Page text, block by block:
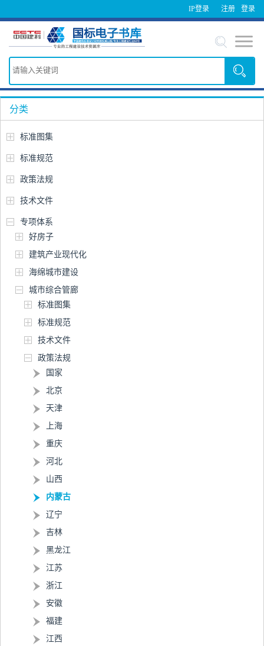
IP登录 登录
注册
分类
标准图集
标准规范
政策法规
技术文件
专项体系
好房子
建筑产业现代化
海绵城市建设
城市综合管廊
标准图集
标准规范
技术文件
政策法规
国家
北京
天津
上海
重庆
河北
山西
内蒙古
辽宁
吉林
黑龙江
江苏
浙江
安徽
福建
江西